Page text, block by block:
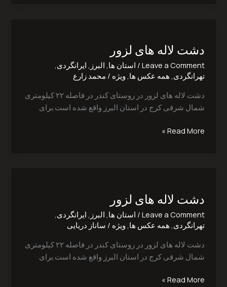
دشت لاله های لزور‎
Leave a Comment
/ استان ها, البرز , ایرانگردی,
تهرانگردی, همه عکس ها, ویژه / محمد زارع
دشت لاله های لزور در روستای کندر در فاصله ۲۲ کیلومتری
شمال شرقی کرج در استان البرز واقع شده است.برای
های
لزور‎
Read More »
دشت لاله های لزور‎
Leave a Comment
/ استان ها, البرز , ایرانگردی,
تهرانگردی, همه عکس ها, ویژه / ساناز دریایی
دشت لاله های لزور در روستای کندر در فاصله ۲۲ کیلومتری
شمال شرقی کرج در استان البرز واقع شده است.برای
های
لزور‎
Read More »